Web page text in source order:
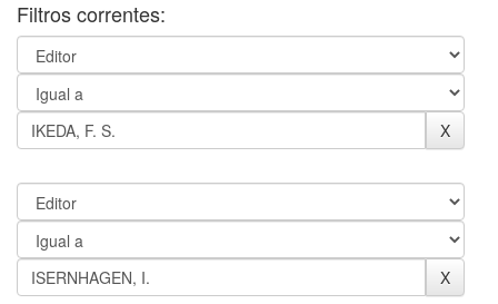
Filtros correntes: